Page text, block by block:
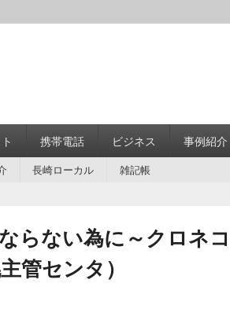
携帯電話 ビジネス 事例紹介
長崎ローカル 雑記帳
らない為に～クロネコ
管センタ）